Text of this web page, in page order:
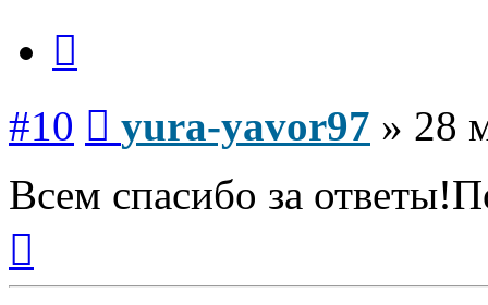
#10 yura-yavor97 » 28
Всем спасибо за
началу